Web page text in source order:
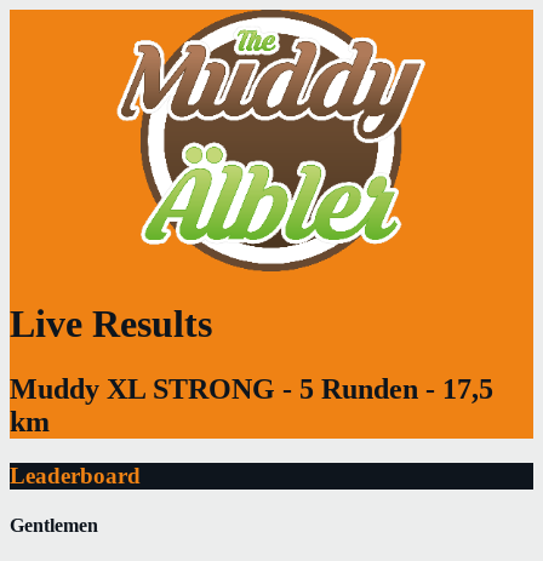
Live Results
Muddy XL STRONG - 5 Runden - 17,5
km
Leaderboard
Gentlemen